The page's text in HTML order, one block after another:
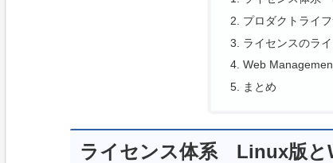
プロダクトライ
ライセンスのラ
Web
まとめ
ライセンス体系 Linux版と